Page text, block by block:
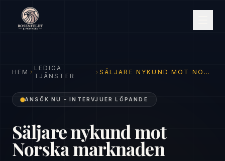
HEM
LEDIGA
TJÄNSTER
SÄLJARE NYKUND MOT NORSKA MARKNADEN
ANSÖK NU – INTERVJUER LÖPANDE
Säljare nykund mot
Norska marknaden